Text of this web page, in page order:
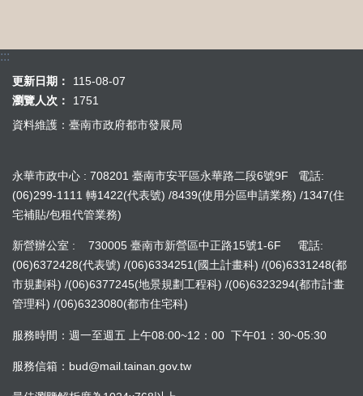
:::
更新日期：
115-08-07
瀏覽人次：
1751
資料維護：臺南市政府都市發展局
永華市政中心 : 708201 臺南市安平區永華路二段6號9F 電話:
(06)299-1111 轉1422(代表號) /8439(使用分區申請業務) /1347(住
宅補貼/包租代管業務)
新營辦公室 : 730005 臺南市新營區中正路15號1-6F 電話:
(06)6372428(代表號) /(06)6334251(國土計畫科) /(06)6331248(都
市規劃科) /(06)6377245(地景規劃工程科) /(06)6323294(都市計畫
管理科) /(06)6323080(都市住宅科)
服務時間：週一至週五 上午08:00~12：00 下午01：30~05:30
服務信箱：bud@mail.tainan.gov.tw